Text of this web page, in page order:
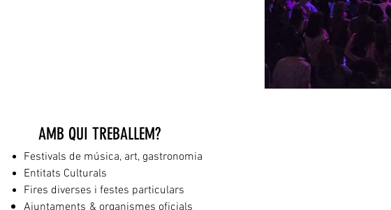
AMB QUI TREBALLEM?
Festivals de música, art, gastronomia
Entitats Culturals
Fires diverses i festes particulars
Ajuntaments & organismes oficials